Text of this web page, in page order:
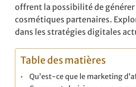
offrent la possibilité de
cosmétiques partenaires.
dans les stratégies digitales
Table des matières
Qu’est-ce que le marketing